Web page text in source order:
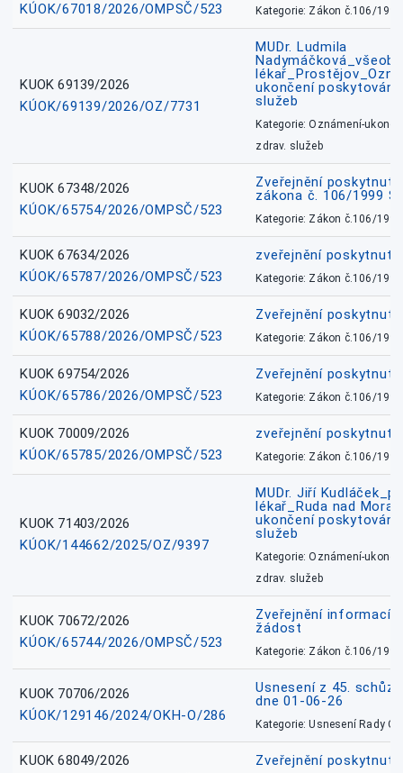
KÚOK/67018/2026/OMPSČ/523
Kategorie: Zákon č.106/1999
KUOK 69139/2026
KÚOK/69139/2026/OZ/7731
MUDr. Ludmila
ukončení
služeb
Kategorie: Oznámení-
zdrav. služeb
KUOK 67348/2026
KÚOK/65754/2026/OMPSČ/523
Zveřejnění
zákona č. 106/1999
Kategorie: Zákon č.106/1999
KUOK 67634/2026
KÚOK/65787/2026/OMPSČ/523
zveřejnění
Kategorie: Zákon č.106/1999
KUOK 69032/2026
KÚOK/65788/2026/OMPSČ/523
Zveřejnění
Kategorie: Zákon č.106/1999
KUOK 69754/2026
KÚOK/65786/2026/OMPSČ/523
Zveřejnění
Kategorie: Zákon č.106/1999
KUOK 70009/2026
KÚOK/65785/2026/OMPSČ/523
zveřejnění
Kategorie: Zákon č.106/1999
KUOK 71403/2026
KÚOK/144662/2025/OZ/9397
MUDr. Jiří
lékař_Ruda nad
ukončení
služeb
Kategorie: Oznámení-
zdrav. služeb
KUOK 70672/2026
KÚOK/65744/2026/OMPSČ/523
Zveřejnění informací
žádost
Kategorie: Zákon č.106/1999
KUOK 70706/2026
KÚOK/129146/2024/OKH-O/286
Usnesení z 45.
dne 01-06-26
Kategorie: Usnesení Rady
KUOK 68049/2026
Zveřejnění